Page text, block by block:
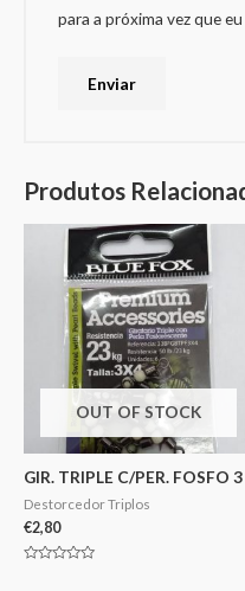
para a próxima vez que
Produtos
OUT OF STOCK
GIR. TRIPLE C/PER. FOSFO 3
Destorcedor Triplos
€2,80